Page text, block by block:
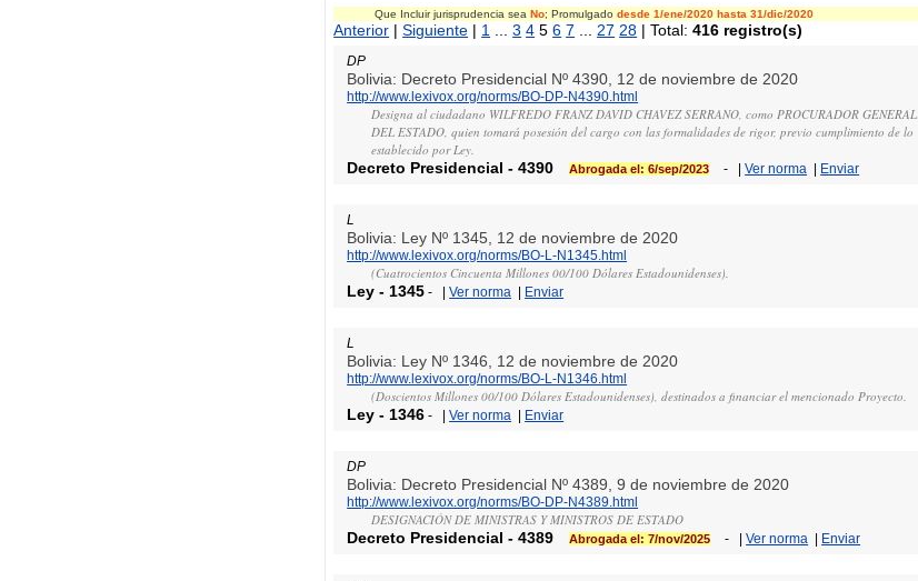
Que Incluir jurisprudencia sea No; Promulgado desde 1/ene/2020 hasta 31/dic/2020
Anterior |Siguiente | 1 ...3 4 56 7 27 28 | Total:416 registro(s)
DP
Bolivia: Decreto Presidencial Nº 4390, 12 de noviembre de 2020
http://www.lexivox.org/norms/BO-DP-N4390.html
Designa al ciudadano WILFREDO FRANZ DAVID CHAVEZ SERRANO, como PROCURADOR GENERAL
DEL ESTADO, quien tomará posesión del cargo con las formalidades de rigor, previo cumplimiento de lo
establecido por Ley.
Decreto Presidencial -4390 Abrogada el: 6/sep/2023 - |Ver norma Enviar
L
Bolivia: Ley Nº 1345, 12 de noviembre de 2020
http://www.lexivox.org/norms/BO-L-N1345.html
(Cuatrocientos Cincuenta Millones 00/100 Dólares Estadounidenses).
Ley - 1345 - |Ver norma Enviar
L
Bolivia: Ley Nº 1346, 12 de noviembre de 2020
http://www.lexivox.org/norms/BO-L-N1346.html
(Doscientos Millones 00/100 Dólares Estadounidenses), destinados a financiar el mencionado Proyecto.
Ley - 1346 - |Ver norma Enviar
DP
Bolivia: Decreto Presidencial Nº 4389, 9 de noviembre de 2020
http://www.lexivox.org/norms/BO-DP-N4389.html
DESIGNACIÓN DE MINISTRAS Y MINISTROS DE ESTADO
Decreto Presidencial -4389 Abrogada el: 7/nov/2025 - |Ver norma Enviar